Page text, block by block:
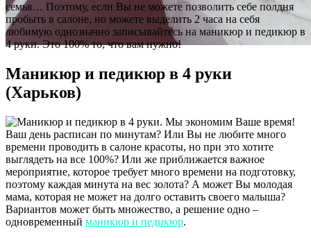
семья… Поэтому, если Вы не можете позволить себе полдня
пробыть в салоне, но можете выделить 2 часа на себя
любимую однозначно записывайтесь на маникюр и педикюр в
4 руки. Это 100% то, что вам нужно!
Маникюр и педикюр в 4 руки
(Харьков)
Ваш день расписан по минутам? Или Вы не любите много
времени проводить в салоне красоты, но при это хотите
выглядеть на все 100%? Или же приближается важное
мероприятие, которое требует много времени на подготовку,
поэтому каждая минута на вес золота? А может Вы молодая
мама, которая не может на долго оставить своего малыша?
Вариантов может быть множество, а решение одно –
одновременный маникюр и педикюр.